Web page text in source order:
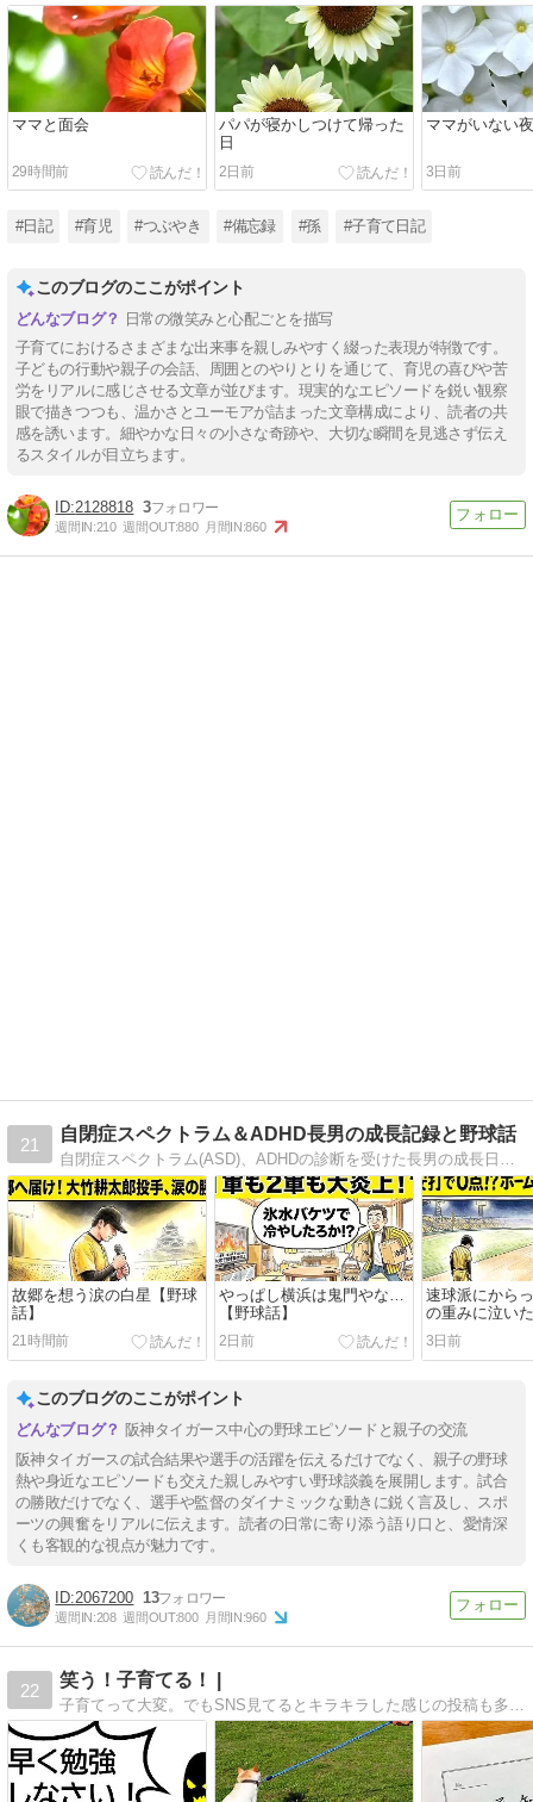
ママと面会
29時間前
パパが寝かしつけて帰った
日
2日前
ママがいない夜
3日前
#日記 #育児 #つぶやき #備忘録 #孫 #子育て日記
このブログのここがポイント
日常の微笑みと心配ごとを描写
子育てにおけるさまざまな出来事を親しみやすく綴った表現が特徴です。
子どもの行動や親子の会話、周囲とのやりとりを通じて、育児の喜びや苦
労をリアルに感じさせる文章が並びます。現実的なエピソードを鋭い観察
眼で描きつつも、温かさとユーモアが詰まった文章構成により、読者の共
感を誘います。細やかな日々の小さな奇跡や、大切な瞬間を見逃さず伝え
るスタイルが目立ちます。
2128818 3
週間IN:210 週間OUT:880 月間IN:860
21
自閉症スペクトラム＆ADHD長男の成長記録と野球話
故郷を想う涙の白星【野球
話】
21時間前
やっぱし横浜は鬼門やな…
【野球話】
2日前
速球派にから
の重みに泣い
3日前
このブログのここがポイント
阪神タイガース中心の野球エピソードと親子の交流
阪神タイガースの試合結果や選手の活躍を伝えるだけでなく、親子の野球
熱や身近なエピソードも交えた親しみやすい野球談義を展開します。試合
の勝敗だけでなく、選手や監督のダイナミックな動きに鋭く言及し、スポ
ーツの興奮をリアルに伝えます。読者の日常に寄り添う語り口と、愛情深
くも客観的な視点が魅力です。
2067200 13
週間IN:208 週間OUT:800 月間IN:960
22
笑う！子育てる！ |